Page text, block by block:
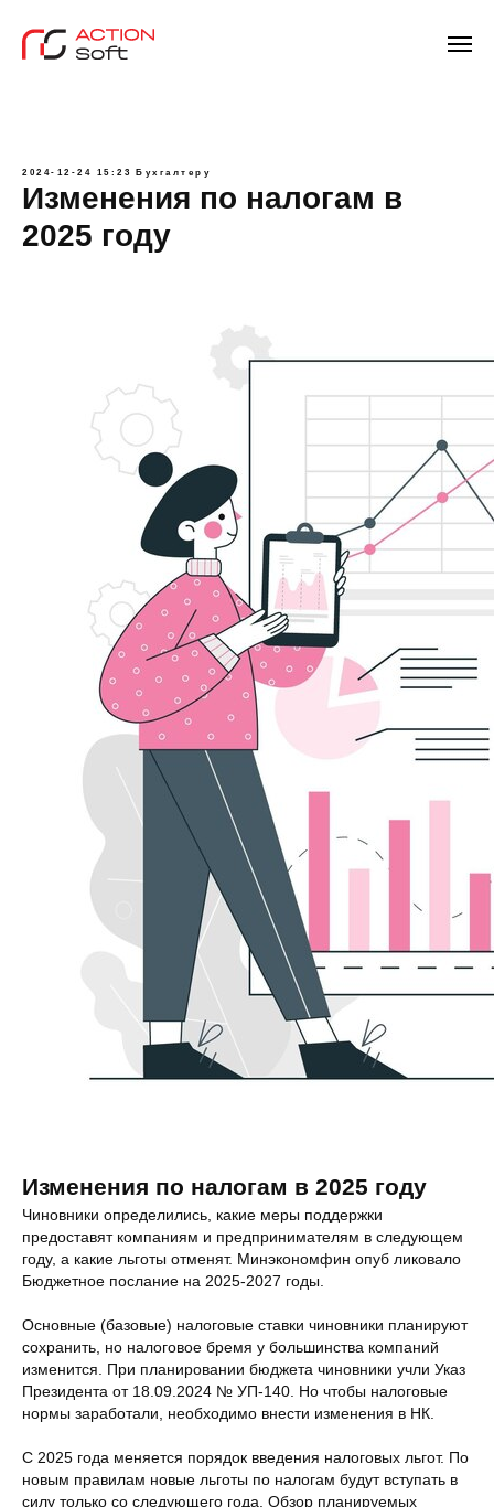
2024-12-24 15:23 Бухгалтеру
Изменения по налогам в
2025 году
Изменения по налогам в 2025 году
Чиновники определились, какие меры поддержки
предоставят компаниям и предпринимателям в следующем
году, а какие льготы отменят. Минэкономфин опуб ликовало
Бюджетное послание на 2025-2027 годы.
Основные (базовые) налоговые ставки чиновники планируют
сохранить, но налоговое бремя у большинства компаний
изменится. При планировании бюджета чиновники учли Указ
Президента от 18.09.2024 № УП-140. Но чтобы налоговые
нормы заработали, необходимо внести изменения в НК.
С 2025 года меняется порядок введения налоговых льгот. По
новым правилам новые льготы по налогам будут вступать в
силу только со следующего года. Обзор планируемых